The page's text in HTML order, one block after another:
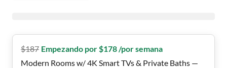
$187 Empezando por $178 /por semana
Modern Rooms w/ 4K Smart TVs & Private Baths —